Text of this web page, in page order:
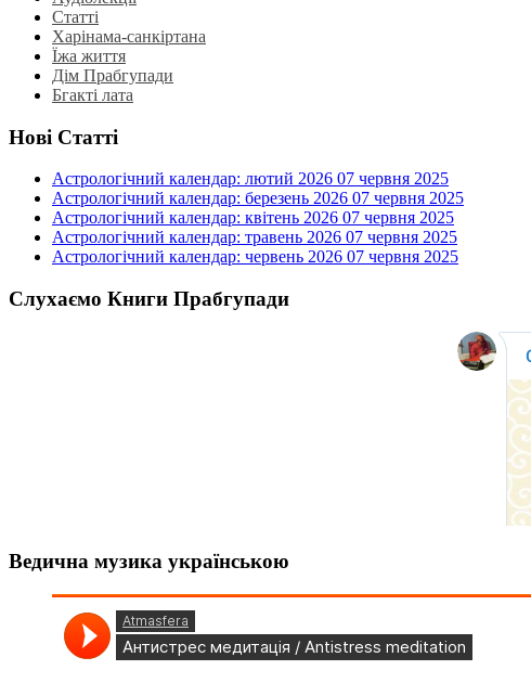
Статті
Харінама-санкіртана
Їжа життя
Дім Прабгупади
Бгакті лата
Нові Статті
Астрологічний календар: лютий 2026 07 червня 2025
Астрологічний календар: березень 2026 07 червня 2025
Астрологічний календар: квітень 2026 07 червня 2025
Астрологічний календар: травень 2026 07 червня 2025
Астрологічний календар: червень 2026 07 червня 2025
Слухаємо Книги Прабгупади
Ведична музика українською